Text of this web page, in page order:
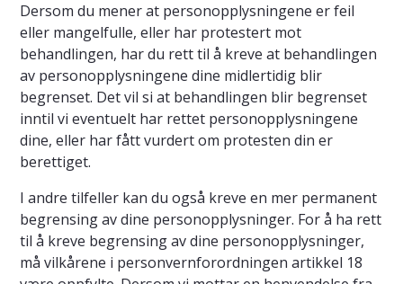
Dersom du mener at personopplysningene er feil
eller mangelfulle, eller har protestert mot
behandlingen, har du rett til å kreve at behandlingen
av personopplysningene dine midlertidig blir
begrenset. Det vil si at behandlingen blir begrenset
inntil vi eventuelt har rettet personopplysningene
dine, eller har fått vurdert om protesten din er
berettiget.
I andre tilfeller kan du også kreve en mer permanent
begrensing av dine personopplysninger. For å ha rett
til å kreve begrensing av dine personopplysninger,
må vilkårene i personvernforordningen artikkel 18